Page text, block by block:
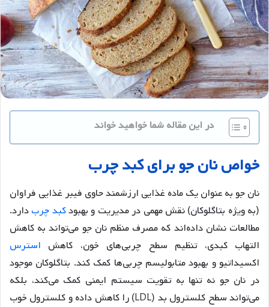
در این مقاله شما خواهید خواند
خواصنانجوبرایکبدچرب
نان جو به عنوان یک ماده غذایی ارزشمند حاوی فیبر غذایی فراوان
(به ویژه بتاگلوکان) نقش مهمی در مدیریت و بهبودکبد چربدارد.
مطالعات نشان داده‌اند که مصرف منظم نان جو می‌تواند به کاهش
التهاب کبدی، تنظیم سطح چربی‌های خون، کاهش استرس
اکسیداتیو و بهبود متابولیسم چربی‌ها کمک کند. بتاگلوکان موجود
در نان جو نه تنها به تقویت سیستم ایمنی کمک می‌کند، بلکه
می‌تواند سطح کلسترول بد (LDL) را کاهش داده و کلسترول خوب